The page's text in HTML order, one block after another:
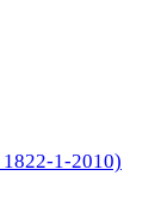
1-2010)